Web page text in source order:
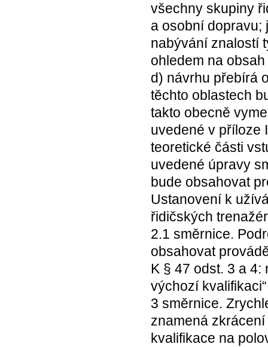
všechny skupiny
a osobní dopravu;
nabývání znalostí
ohledem na
d) návrhu přebírá
těchto oblastech
takto obecně
uvedené v příloze
teoretické části
uvedené úpravy
bude obsahovat
Ustanovení k
řidičských
2.1 směrnice.
obsahovat
K § 47 odst. 3 a
výchozí
3 směrnice.
znamená
kvalifikace na